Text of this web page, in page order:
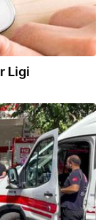
Ligi